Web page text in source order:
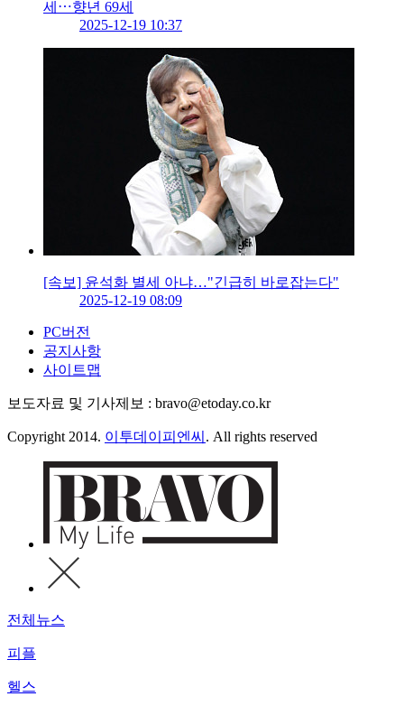
세⋯향년 69세
2025-12-19 10:37
[속보] 윤석화 별세 아냐…"긴급히 바로잡는다"
2025-12-19 08:09
PC버전
공지사항
사이트맵
보도자료 및 기사제보 : bravo@etoday.co.kr
Copyright 2014. 이투데이피엔씨 . All rights reserved
전체뉴스
피플
헬스